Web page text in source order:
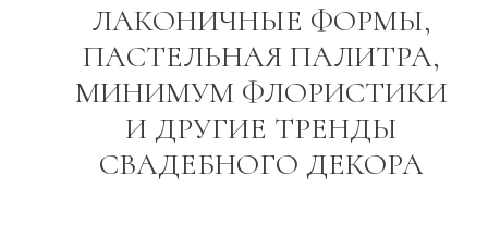
ЛАКОНИЧНЫЕ ФОРМЫ,
ПАСТЕЛЬНАЯ ПАЛИТРА,
МИНИМУМ ФЛОРИСТИКИ
И ДРУГИЕ ТРЕНДЫ
СВАДЕБНОГО ДЕКОРА